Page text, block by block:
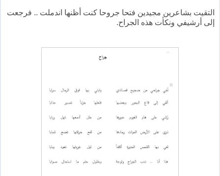
التقيت بشاعرين مجيدين فتحا جروحا كنت أظنها اندملت .. فرجعت
إلى أرشيفي ونكأت هذه الجراح.